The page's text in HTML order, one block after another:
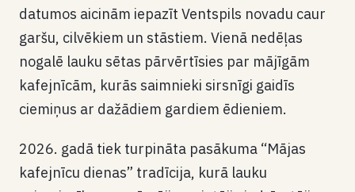
datumos aicinām iepazīt Ventspils novadu caur
garšu, cilvēkiem un stāstiem. Vienā nedēļas
nogalē lauku sētas pārvērtīsies par mājīgām
kafejnīcām, kurās saimnieki sirsnīgi gaidīs
ciemiņus ar dažādiem gardiem ēdieniem.
2026. gadā tiek turpināta pasākuma “Mājas
kafejnīcu dienas” tradīcija, kurā lauku